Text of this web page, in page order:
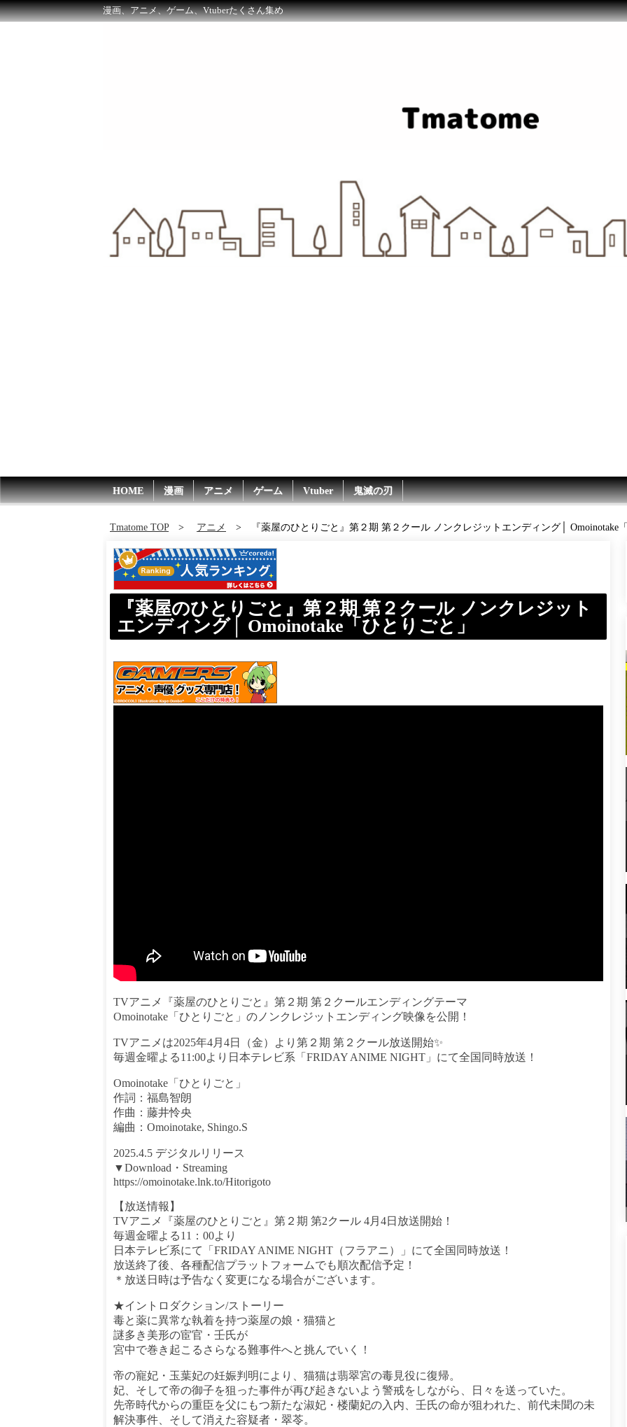
漫画、アニメ、ゲーム、Vtuberたくさん集め
HOME 漫画 アニメ ゲーム Vtuber 鬼滅の刃
Tmatome TOP アニメ 『薬屋のひとりごと』第２期 第２クール ノンクレジットエンディング│ Omoinotake
『薬屋のひとりごと』第２期 第２クール ノンクレジット
エンディング│ Omoinotake「ひとりごと」
TVアニメ『薬屋のひとりごと』第２期 第２クールエンディングテーマ
Omoinotake「ひとりごと」のノンクレジットエンディング映像を公開！
TVアニメは2025年4月4日（金）より第２期 第２クール放送開始✨
毎週金曜よる11:00より日本テレビ系「FRIDAY ANIME NIGHT」にて全国同時放送！
Omoinotake「ひとりごと」
作詞：福島智朗
作曲：藤井怜央
編曲：Omoinotake, Shingo.S
2025.4.5 デジタルリリース
▼Download・Streaming
https://omoinotake.lnk.to/Hitorigoto
【放送情報】
TVアニメ『薬屋のひとりごと』第２期 第2クール 4月4日放送開始！
毎週金曜よる11：00より
日本テレビ系にて「FRIDAY ANIME NIGHT（フラアニ）」にて全国同時放送！
放送終了後、各種配信プラットフォームでも順次配信予定！
＊放送日時は予告なく変更になる場合がございます。
★イントロダクション/ストーリー
毒と薬に異常な執着を持つ薬屋の娘・猫猫と
謎多き美形の宦官・壬氏が
宮中で巻き起こるさらなる難事件へと挑んでいく！
帝の寵妃・玉葉妃の妊娠判明により、猫猫は翡翠宮の毒見役に復帰。
妃、そして帝の御子を狙った事件が再び起きないよう警戒をしながら、日々を送っていた。
先帝時代からの重臣を父にもつ新たな淑妃・楼蘭妃の入内、壬氏の命が狙われた、前代未聞の未
解決事件、そして消えた容疑者・翠苓。